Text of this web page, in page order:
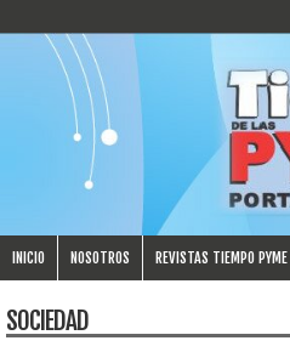
INICIO NOSOTROS REVISTAS TIEMPO PYME
SOCIEDAD